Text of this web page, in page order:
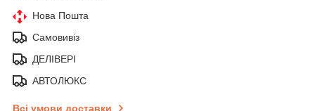
Нова Пошта
Самовивіз
ДЕЛІВЕРІ
АВТОЛЮКС
Всі умови доставки